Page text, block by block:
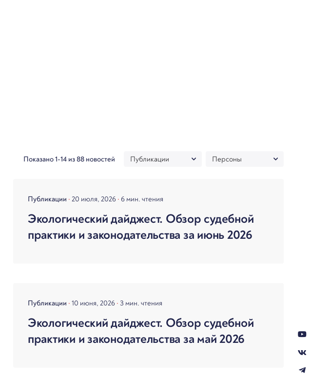
Показано 1-14 из 88 новостей
Публикации 20 июля, 2026 6 мин. чтения
Экологический дайджест. Обзор судебной
практики и законодательства за июнь 2026
Публикации 10 июня, 2026 3 мин. чтения
Экологический дайджест. Обзор судебной
практики и законодательства за май 2026